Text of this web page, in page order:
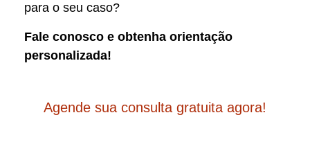
para o seu caso?
Fale conosco e obtenha orientação
personalizada!
Agende sua consulta gratuita agora!